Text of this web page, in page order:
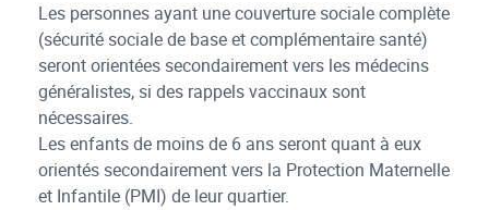
Les personnes ayant une couverture sociale complète
(sécurité sociale de base et complémentaire santé)
seront orientées secondairement vers les médecins
généralistes, si des rappels vaccinaux sont
nécessaires.
Les enfants de moins de 6 ans seront quant à eux
orientés secondairement vers la Protection Maternelle
et Infantile (PMI) de leur quartier.